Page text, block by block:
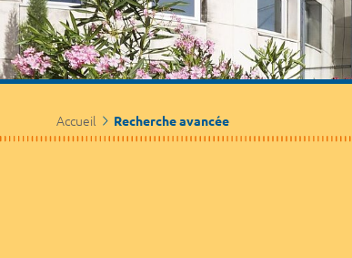
Accueil Recherche avancée